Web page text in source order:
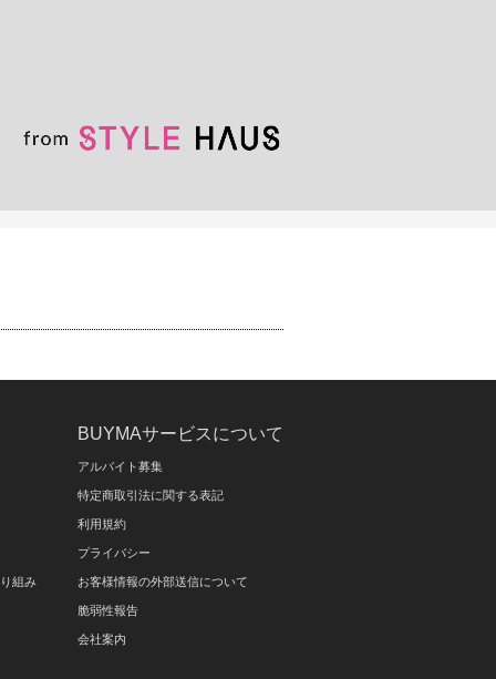
組み
BUYMAサービスについて
アルバイト募集
特定商取引法に関する表記
利用規約
プライバシー
お客様情報の外部送信について
脆弱性報告
会社案内